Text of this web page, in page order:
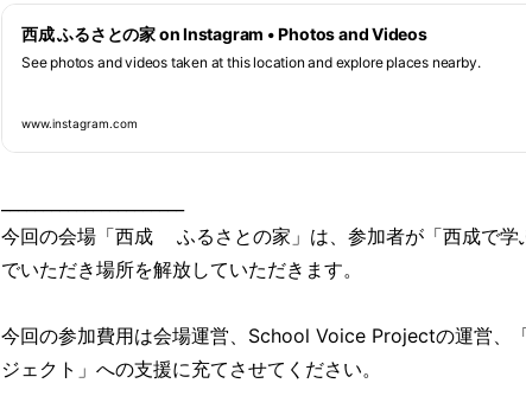
西成 ふるさとの家 on Instagram • Photos and Videos
See photos and videos taken at this location and explore places nearby.
www.instagram.com
今回の会場「西成 ふるさとの家」は、参加者が「西成で学
でいただき場所を解放していただきます。
今回の参加費用は会場運営、School Voice Projectの運営、
ジェクト」への支援に充てさせてください。